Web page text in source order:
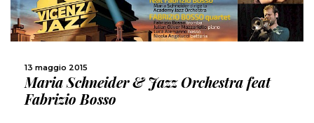
13 maggio 2015
Maria Schneider & Jazz Orchestra feat
Fabrizio Bosso